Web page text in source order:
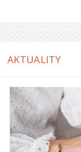
AKTUALITY